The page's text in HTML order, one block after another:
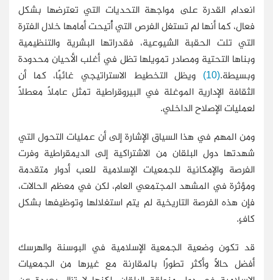
انعدام القدرة على مواجهة التحديات التي تعترضها بشكل
فعال، كما أنها لم تستغل الفرص التي أُتيحت أمامها خلال الفترة
التي تلت الحقبة الشيوعية، فقدراتها البشرية والتنظيمية
وبناها التحتية ومصادر تمويلها تظل في أغلب الأحيان محدودة
وبسيطة.(10)
ويظل التخطيط الاستراتيجي غائبًا، كما أن
الثقافة الإدارية الموغلة في البيروقراطية تمثل عاملاً معطلاً
لعمليات الإصلاح الداخلي.
ومن المهم في هذا السياق الإشارة إلى أن عمليات التحول التي
شهدتها دول البلقان من الاشتراكية إلى الديمقراطية وفرت
الفرصة والإمكانية للجمعيات الإسلامية للعب أدوار متقدمة
ومؤثرة في المشهد المجتمعي العام، لكن في معظم الحالات،
فإن هذه الفرصة التاريخية لم يتم استغلالها وتوظيفها بشكل
كافٍ.
قد تكون وضعية الجمعية الإسلامية في البوسنة والهرسك
أفضل حالاً وأكثر تطورًا بالمقارنة مع غيرها من الجمعيات